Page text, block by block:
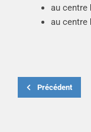
au centre
au centre
Précédent